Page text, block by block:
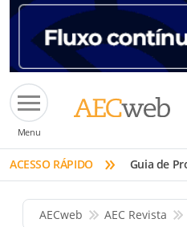
Menu
ACESSO RÁPIDO » Guia de
AECweb AEC Revista